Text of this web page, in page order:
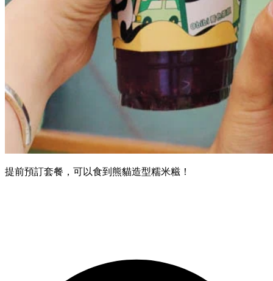
提前預訂套餐，可以食到熊貓造型糯米糍！